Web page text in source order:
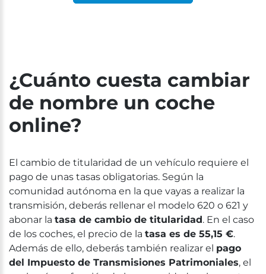
¿Cuánto cuesta cambiar
de nombre un coche
online?
El cambio de titularidad de un vehículo requiere el
pago de unas tasas obligatorias. Según la
comunidad autónoma en la que vayas a realizar la
transmisión, deberás rellenar el modelo 620 o 621 y
abonar la tasa de cambio de titularidad. En el caso
de los coches, el precio de la tasa es de 55,15 €.
Además de ello, deberás también realizar el pago
del Impuesto de Transmisiones Patrimoniales, el